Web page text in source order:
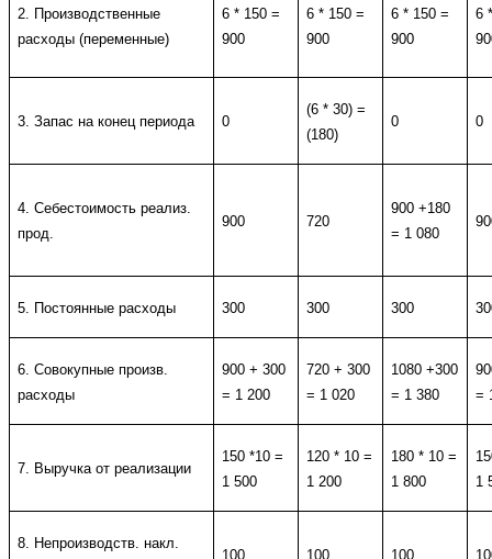
2. Производственные
расходы (переменные)
6 * 150 =
900
6 * 150 =
900
6 * 150 =
900
6
3. Запас на конец периода 0
(6 * 30) =
(180)
0 0
4. Себестоимость реализ.
прод.
900 720
900 +180
= 1 080
5. Постоянные расходы 300 300 300
6. Совокупные произв.
расходы
900 + 300
= 1 200
720 + 300
= 1 020
1080 +300
= 1 380
=
7. Выручка от реализации
150 *10 =
1 500
120 * 10 =
1 200
180 * 10 =
1 800
1
8. Непроизводств. накл.
100 100 100